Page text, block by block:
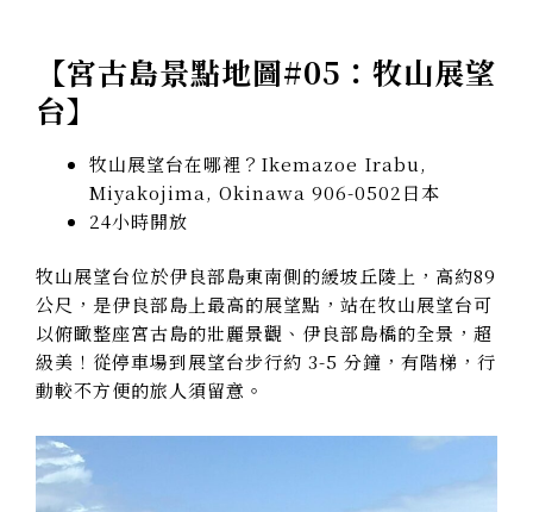
【宮古島景點地圖#05：牧山展望
台】
牧山展望台在哪裡？Ikemazoe Irabu,
Miyakojima, Okinawa 906-0502日本
24小時開放
牧山展望台位於伊良部島東南側的緩坡丘陵上，高約89
公尺，是伊良部島上最高的展望點，站在牧山展望台可
以俯瞰整座宮古島的壯麗景觀、伊良部島橋的全景，超
級美！從停車場到展望台步行約 3-5 分鐘，有階梯，行
動較不方便的旅人須留意。